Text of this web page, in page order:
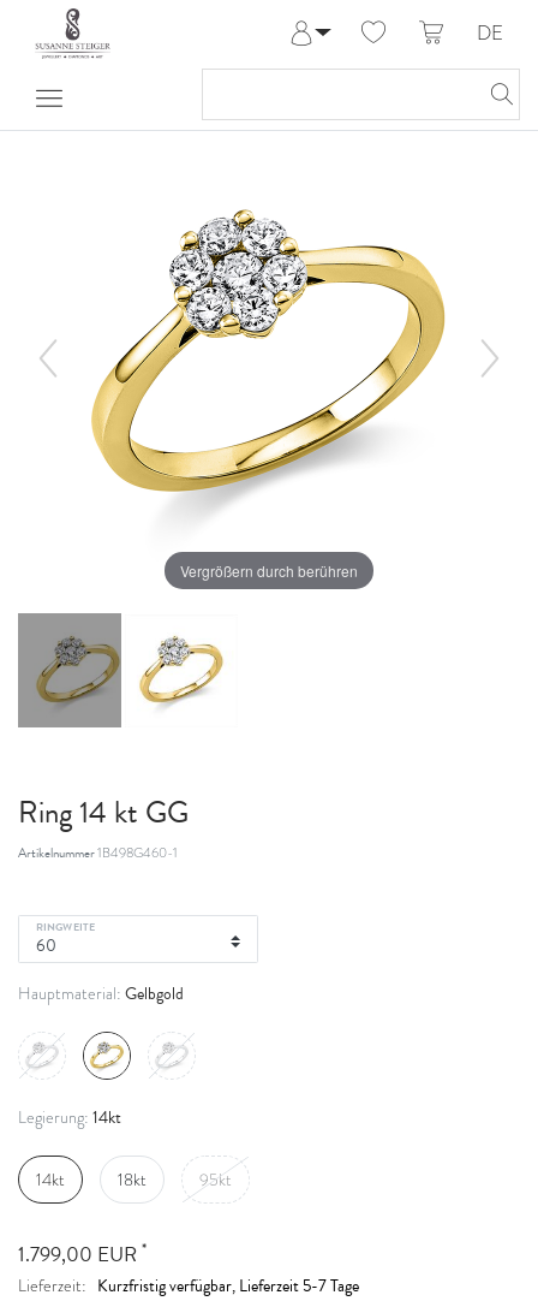
Anmelden
Meine Bestellungen
DE
Vergrößern durch berühren
Ring 14 kt GG
Artikelnummer1B498G460-1
RINGWEITE
Hauptmaterial: Gelbgold
Legierung: 14kt
14kt 18kt 95kt
1.799,00 EUR *
Lieferzeit: Kurzfristig verfügbar, Lieferzeit 5-7 Tage